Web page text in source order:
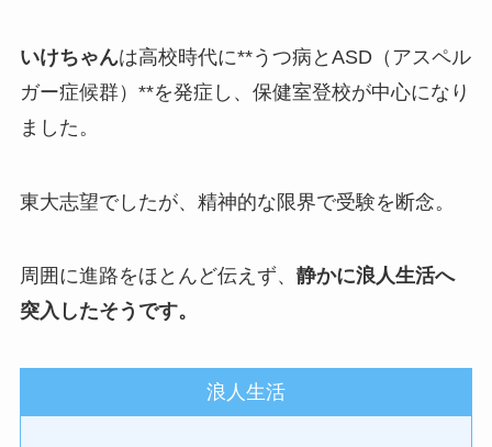
いけちゃんは高校時代に**うつ病とASD（アスペル
ガー症候群）**を発症し、保健室登校が中心になり
ました。
東大志望でしたが、精神的な限界で受験を断念。
周囲に進路をほとんど伝えず、 静かに浪人生活へ
突入したそうです。
浪人生活